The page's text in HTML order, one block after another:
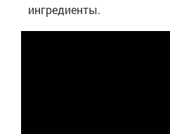
ингредиенты.